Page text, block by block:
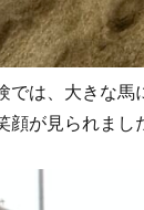
では、大きな
が見られまし